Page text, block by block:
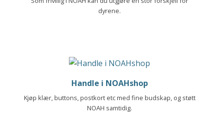
dyrene.
Handle i NOAHshop
Kjøp klær, buttons, postkort etc med fine budskap, og støtt
NOAH samtidig.